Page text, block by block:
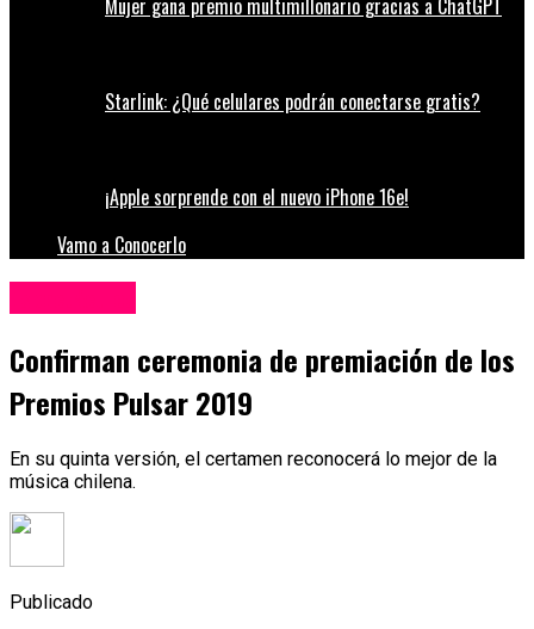
Mujer gana premio multimillonario gracias a ChatGPT
Starlink: ¿Qué celulares podrán conectarse gratis?
¡Apple sorprende con el nuevo iPhone 16e!
Vamo a Conocerlo
Confirman ceremonia de premiación de los
Premios Pulsar 2019
En su quinta versión, el certamen reconocerá lo mejor de la
música chilena.
Publicado